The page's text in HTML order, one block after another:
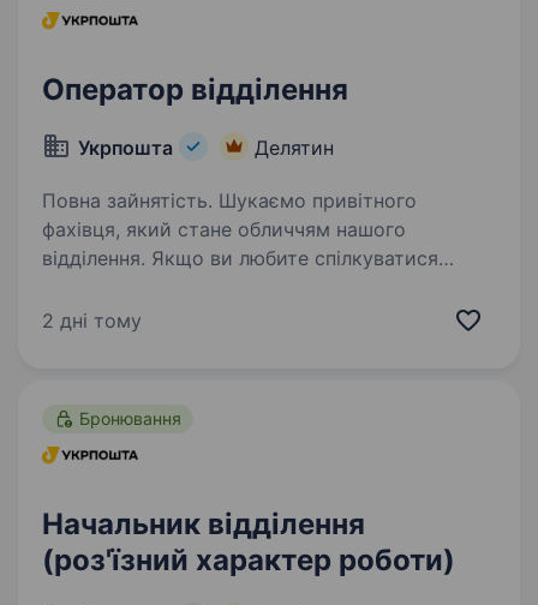
Оператор відділення
Укрпошта Делятин
Повна зайнятість. Шукаємо привітного
фахівця, який стане обличчям нашого
відділення. Якщо ви любите спілкуватися
ми чекаємо саме на вас! Ваша роль у команді:
2 дні тому
Бронювання
Начальник відділення
(роз'їзний характер роботи)